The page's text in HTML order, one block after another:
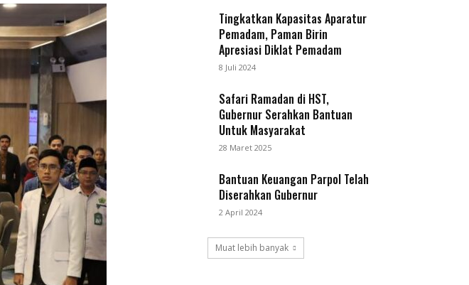
Tingkatkan Kapasitas Aparatur
Pemadam, Paman Birin
Apresiasi Diklat Pemadam
8 Juli 2024
Safari Ramadan di HST,
Gubernur Serahkan Bantuan
Untuk Masyarakat
28 Maret 2025
Bantuan Keuangan Parpol Telah
Diserahkan Gubernur
2 April 2024
Muat lebih banyak